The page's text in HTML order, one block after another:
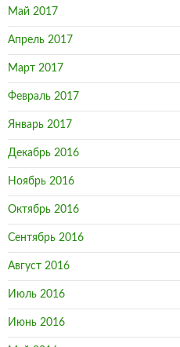
Май 2017
Апрель 2017
Март 2017
Февраль 2017
Январь 2017
Декабрь 2016
Ноябрь 2016
Октябрь 2016
Сентябрь 2016
Август 2016
Июль 2016
Июнь 2016